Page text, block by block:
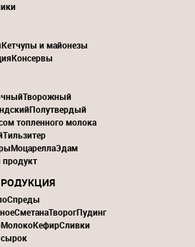
Кетчупы и майонезы
Консервы
Творожный
Полутвердый
топленного молока
Тильзитер
МоцареллаЭдам
Спреды
СметанаТворогПудинг
МолокоКефирСливки
сырок